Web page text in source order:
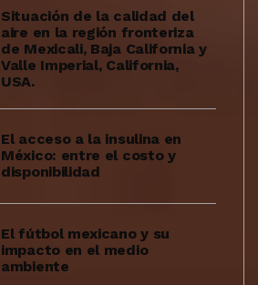
Situación de la calidad del
aire en la región fronteriza
de Mexicali, Baja California y
Valle Imperial, California,
USA.
El acceso a la insulina en
México: entre el costo y
disponibilidad
El fútbol mexicano y su
impacto en el medio
ambiente